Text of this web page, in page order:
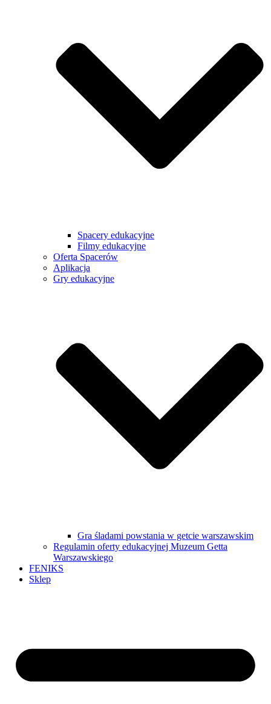
Spacery edukacyjne
Filmy edukacyjne
Oferta Spacerów
Aplikacja
Gry edukacyjne
Gra śladami powstania w getcie warszawskim
Regulamin oferty edukacyjnej Muzeum Getta
Warszawskiego
FENIKS
Sklep